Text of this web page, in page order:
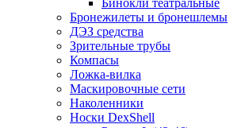
Бронежилеты и бронешлемы
ДЭЗ средства
Зрительные трубы
Компасы
Ложка-вилка
Маскировочные сети
Наколенники
Носки DexShell